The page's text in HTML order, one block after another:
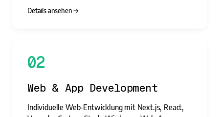
Details ansehen
02
Web & App Development
Individuelle Web-Entwicklung mit Next.js, React,